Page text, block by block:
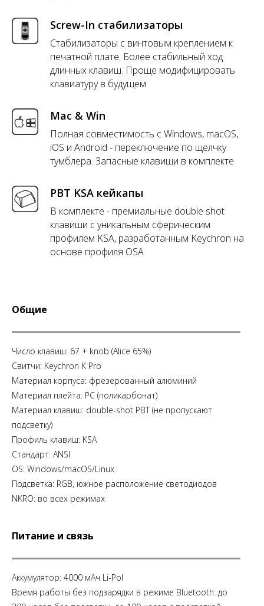
Screw-In стабилизаторы
Стабилизаторы с винтовым креплением к
печатной плате. Более стабильный ход
длинных клавиш. Проще модифицировать
клавиатуру в будущем
Mac & Win
Полная совместимость с Windows, macOS,
iOS и Android - переключение по щелчку
тумблера. Запасные клавиши в комплекте
PBT KSA кейкапы
В комплекте - премиальные double shot
клавиши с уникальным сферическим
профилем KSA, разработанным Keychron на
основе профиля OSA
Общие
Число клавиш: 67 + knob (Alice 65%)
Свитчи: Keychron K Pro
Материал корпуса: фрезерованный алюминий
Материал плейта: PC (поликарбонат)
Материал клавиш: double-shot PBT (не пропускают
подсветку)
Профиль клавиш: KSA
Стандарт: ANSI
OS: Windows/macOS/Linux
Подсветка: RGB, южное расположение светодиодов
NKRO: во всех режимах
Питание и связь
Аккумулятор: 4000 мАч Li-Pol
Время работы без подзарядки в режиме Bluetooth: до